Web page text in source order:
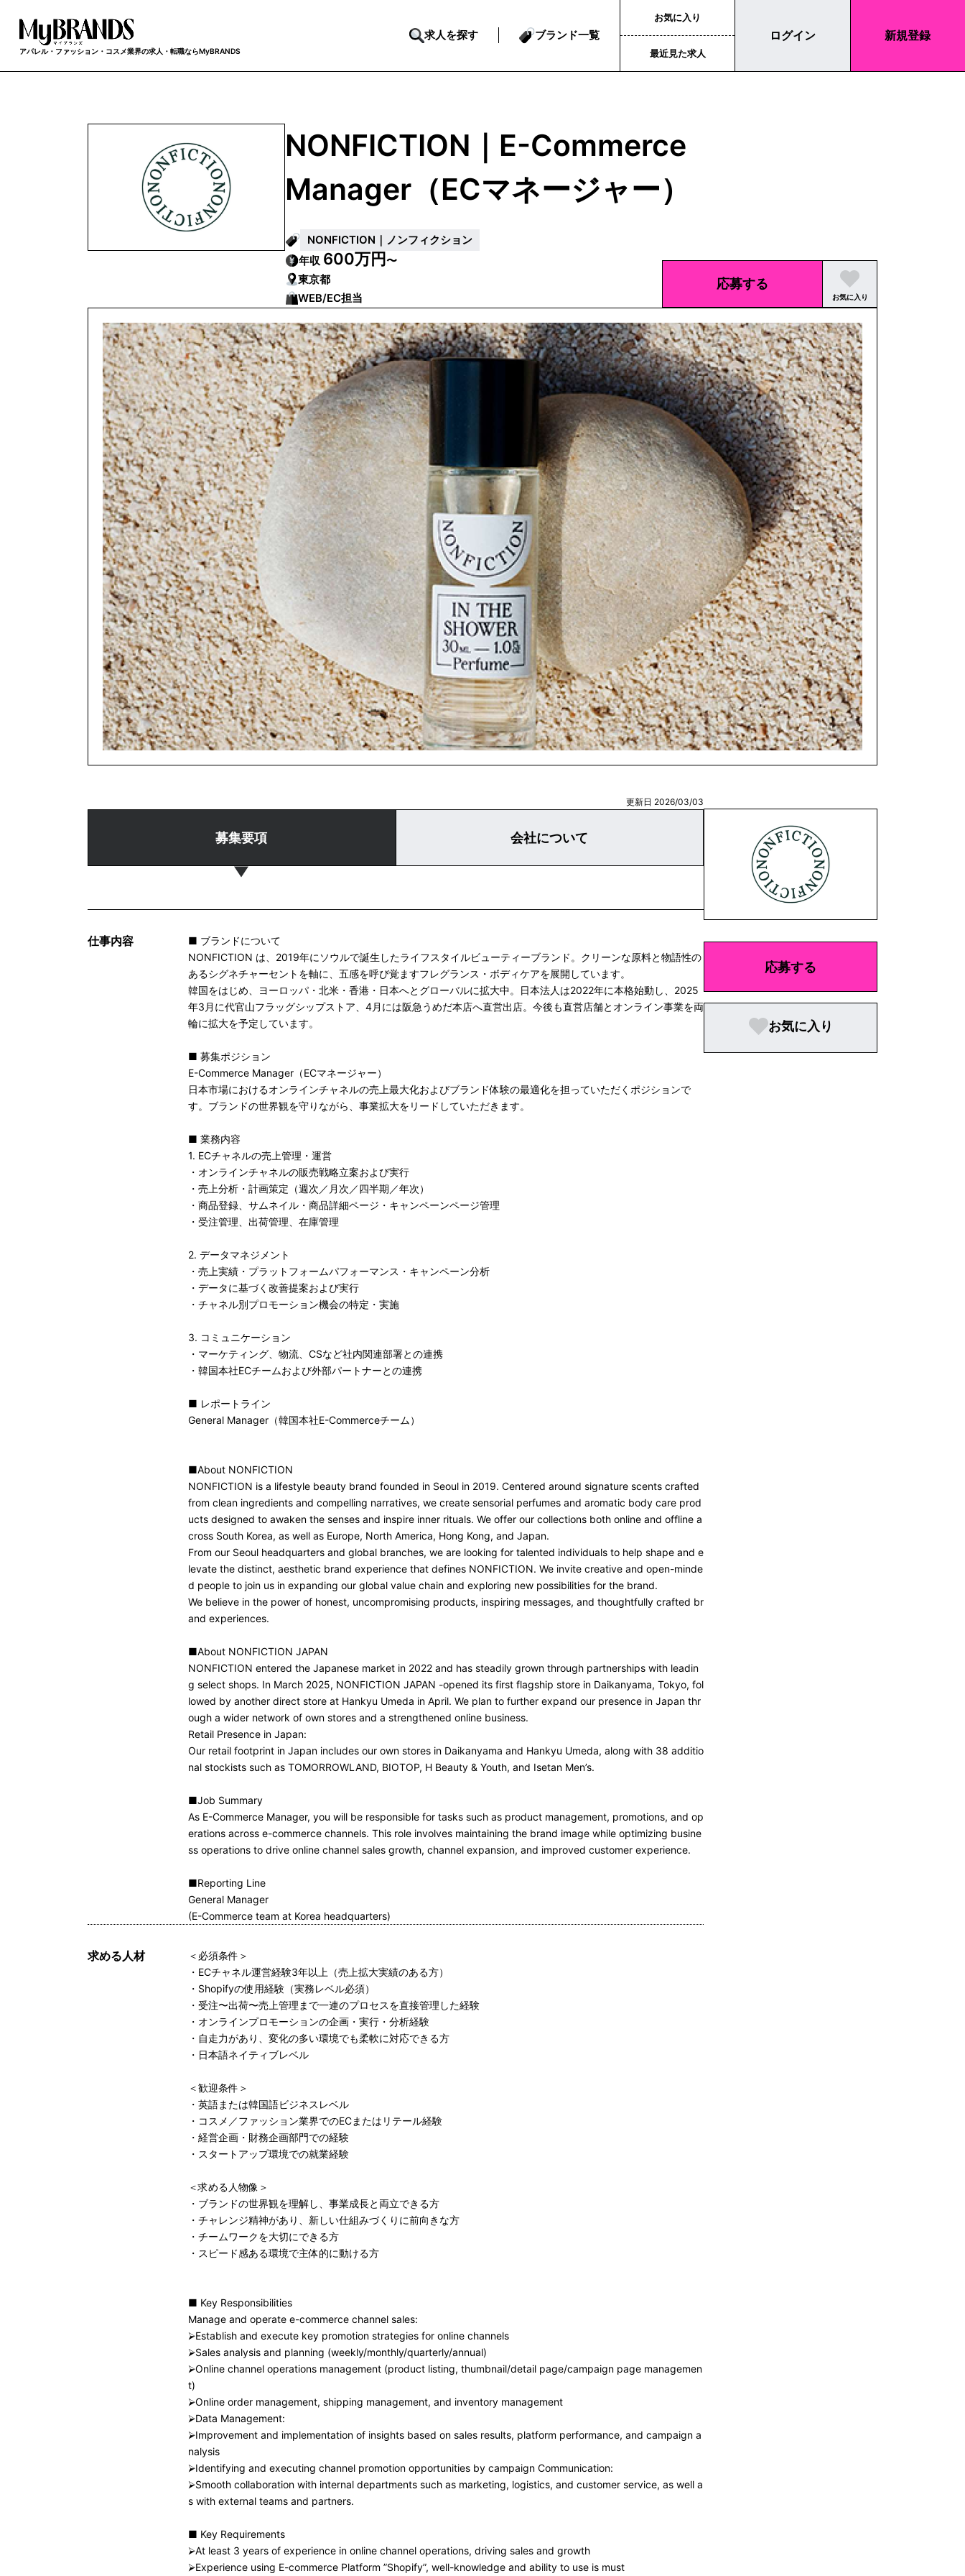
アパレル・ファッション・コスメ業界の求人・転職ならMyBRANDS
求人を探す ブランド一覧
お気に入り
最近見た求人
ログイン 新規登録
NONFICTION｜E-Commerce
Manager（ECマネージャー）
NONFICTION｜ノンフィクション
年収 600万円〜
東京都
WEB/EC担当
応募する
お気に入り
更新日 2026/03/03
募集要項 会社について
仕事内容
■ ブランドについて
NONFICTION は、2019年にソウルで誕生したライフスタイルビューティーブランド。クリーンな原料と物語性の
あるシグネチャーセントを軸に、五感を呼び覚ますフレグランス・ボディケアを展開しています。
韓国をはじめ、ヨーロッパ・北米・香港・日本へとグローバルに拡大中。日本法人は2022年に本格始動し、2025
年3月に代官山フラッグシップストア、4月には阪急うめだ本店へ直営出店。今後も直営店舗とオンライン事業を両
輪に拡大を予定しています。
■ 募集ポジション
E-Commerce Manager（ECマネージャー）
日本市場におけるオンラインチャネルの売上最大化およびブランド体験の最適化を担っていただくポジションで
す。ブランドの世界観を守りながら、事業拡大をリードしていただきます。
■ 業務内容
1. ECチャネルの売上管理・運営
・オンラインチャネルの販売戦略立案および実行
・売上分析・計画策定（週次／月次／四半期／年次）
・商品登録、サムネイル・商品詳細ページ・キャンペーンページ管理
・受注管理、出荷管理、在庫管理
2. データマネジメント
・売上実績・プラットフォームパフォーマンス・キャンペーン分析
・データに基づく改善提案および実行
・チャネル別プロモーション機会の特定・実施
3. コミュニケーション
・マーケティング、物流、CSなど社内関連部署との連携
・韓国本社ECチームおよび外部パートナーとの連携
■ レポートライン
General Manager（韓国本社E-Commerceチーム）
■About NONFICTION
NONFICTION is a lifestyle beauty brand founded in Seoul in 2019. Centered around signature scents crafted
from clean ingredients and compelling narratives, we create sensorial perfumes and aromatic body care prod
ucts designed to awaken the senses and inspire inner rituals. We offer our collections both online and offline a
cross South Korea, as well as Europe, North America, Hong Kong, and Japan.
From our Seoul headquarters and global branches, we are looking for talented individuals to help shape and e
levate the distinct, aesthetic brand experience that defines NONFICTION. We invite creative and open-minde
d people to join us in expanding our global value chain and exploring new possibilities for the brand.
We believe in the power of honest, uncompromising products, inspiring messages, and thoughtfully crafted br
and experiences.
■About NONFICTION JAPAN
NONFICTION entered the Japanese market in 2022 and has steadily grown through partnerships with leadin
g select shops. In March 2025, NONFICTION JAPAN -opened its first flagship store in Daikanyama, Tokyo, fol
lowed by another direct store at Hankyu Umeda in April. We plan to further expand our presence in Japan thr
ough a wider network of own stores and a strengthened online business.
Retail Presence in Japan:
Our retail footprint in Japan includes our own stores in Daikanyama and Hankyu Umeda, along with 38 additio
nal stockists such as TOMORROWLAND, BIOTOP, H Beauty & Youth, and Isetan Men’s.
■Job Summary
As E-Commerce Manager, you will be responsible for tasks such as product management, promotions, and op
erations across e-commerce channels. This role involves maintaining the brand image while optimizing busine
ss operations to drive online channel sales growth, channel expansion, and improved customer experience.
■Reporting Line
General Manager
(E-Commerce team at Korea headquarters)
求める人材
＜必須条件＞
・ECチャネル運営経験3年以上（売上拡大実績のある方）
・Shopifyの使用経験（実務レベル必須）
・受注〜出荷〜売上管理まで一連のプロセスを直接管理した経験
・オンラインプロモーションの企画・実行・分析経験
・自走力があり、変化の多い環境でも柔軟に対応できる方
・日本語ネイティブレベル
＜歓迎条件＞
・英語または韓国語ビジネスレベル
・コスメ／ファッション業界でのECまたはリテール経験
・経営企画・財務企画部門での経験
・スタートアップ環境での就業経験
＜求める人物像＞
・ブランドの世界観を理解し、事業成長と両立できる方
・チャレンジ精神があり、新しい仕組みづくりに前向きな方
・チームワークを大切にできる方
・スピード感ある環境で主体的に動ける方
■ Key Responsibilities
Manage and operate e-commerce channel sales:
⮚Establish and execute key promotion strategies for online channels
⮚Sales analysis and planning (weekly/monthly/quarterly/annual)
⮚Online channel operations management (product listing, thumbnail/detail page/campaign page managemen
t)
⮚Online order management, shipping management, and inventory management
⮚Data Management:
⮚Improvement and implementation of insights based on sales results, platform performance, and campaign a
nalysis
⮚Identifying and executing channel promotion opportunities by campaign Communication:
⮚Smooth collaboration with internal departments such as marketing, logistics, and customer service, as well a
s with external teams and partners.
■ Key Requirements
⮚At least 3 years of experience in online channel operations, driving sales and growth
⮚Experience using E-commerce Platform ”Shopify”, well-knowledge and ability to use is must
応募する
お気に入り